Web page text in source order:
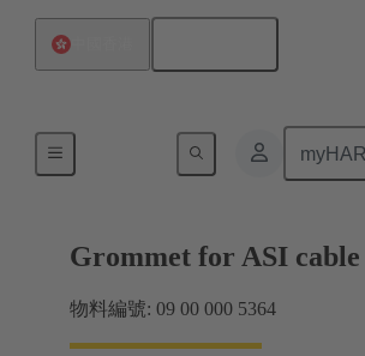
Grommet for ASI cable
物料編號: 09 00 000 5364